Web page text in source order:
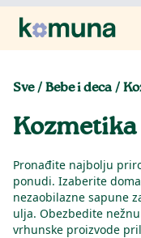
Sve/Bebe i deca/
Kozmetika
Pronađite najbolju
ponudi. Izaberite
nezaobilazne sapune
ulja. Obezbedite
vrhunske proizvode